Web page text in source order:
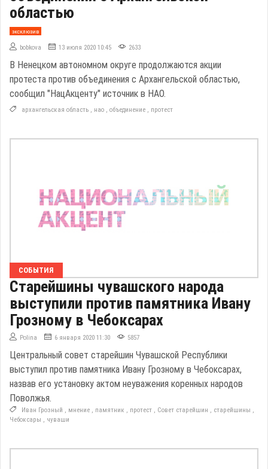
областью
эксклюзив
bobkova 13 июля 2020 10:45 2633
В Ненецком автономном округе продолжаются акции
протеста против объединения с Архангельской областью,
сообщил "НацАкценту" источник в НАО.
архангельская область , нао , объединение , протест
СОБЫТИЯ
Старейшины чувашского народа
выступили против памятника Ивану
Грозному в Чебоксарах
Polina 6 января 2020 11:30 5857
Центральный совет старейшин Чувашской Республики
выступил против памятника Ивану Грозному в Чебоксарах,
назвав его установку актом неуважения коренных народов
Поволжья.
Иван Грозный , мнение , памятник , протест , Совет старейшин , старейшины ,
Чебоксары , чуваши